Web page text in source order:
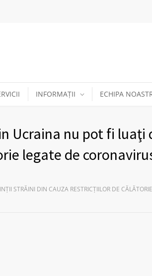
INFORMAȚII ECHIPA
Ucraina nu pot fi luaţi
legate de
STRĂINI DIN CAUZA RESTRICŢIILOR DE